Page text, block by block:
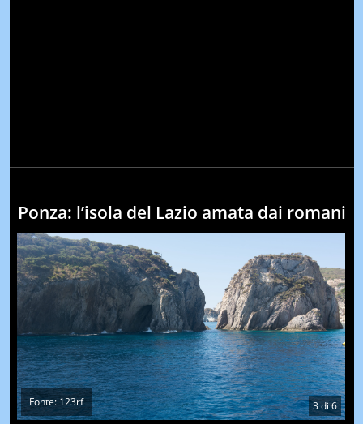
Ponza: l’isola del Lazio amata dai romani
3di6
Fonte: 123rf